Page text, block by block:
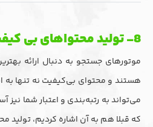
8- تولید محتواهای بی کیفیت و کپی
موتورهای جستجو به دنبال ارائه
هستند و محتوای بی‌کیفیت نه تنها
می‌تواند به رتبه‌بندی و اعتبار شما
که قبلا هم به آن اشاره کردیم، تولید